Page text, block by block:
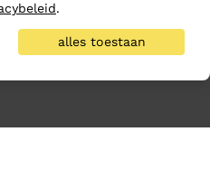
.
alles toestaan